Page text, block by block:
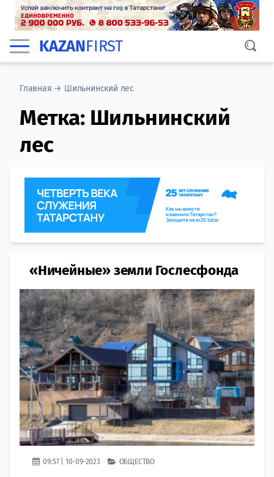
KAZANFIRST
Главная → Шильнинский лес
Метка: Шильнинский
лес
«Ничейные» земли Гослесфонда
09:57 | 10-09-2023 ОБЩЕСТВО